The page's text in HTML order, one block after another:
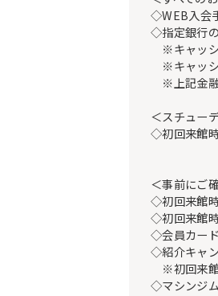
◇WEB入会
◇指定銀行
※キャッシ
※キャッシ
※上記金融
＜スチュー
◇初回来館時
＜事前にご
◇初回来館
◇初回来館時
◇会員カー
◇紹介キャ
※初回来館
◇マシンジ